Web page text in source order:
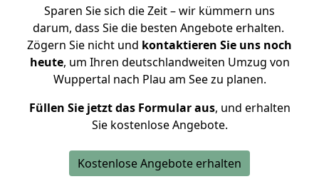
Sparen Sie sich die Zeit – wir kümmern uns
darum, dass Sie die besten Angebote erhalten.
Zögern Sie nicht und kontaktieren Sie uns noch
heute, um Ihren deutschlandweiten Umzug von
Wuppertal nach Plau am See zu planen.
Füllen Sie jetzt das Formular aus, und erhalten
Sie kostenlose Angebote.
Kostenlose Angebote erhalten